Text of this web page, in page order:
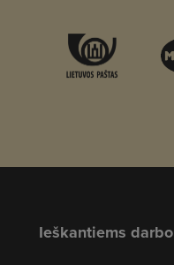
Ieškantiems darbo